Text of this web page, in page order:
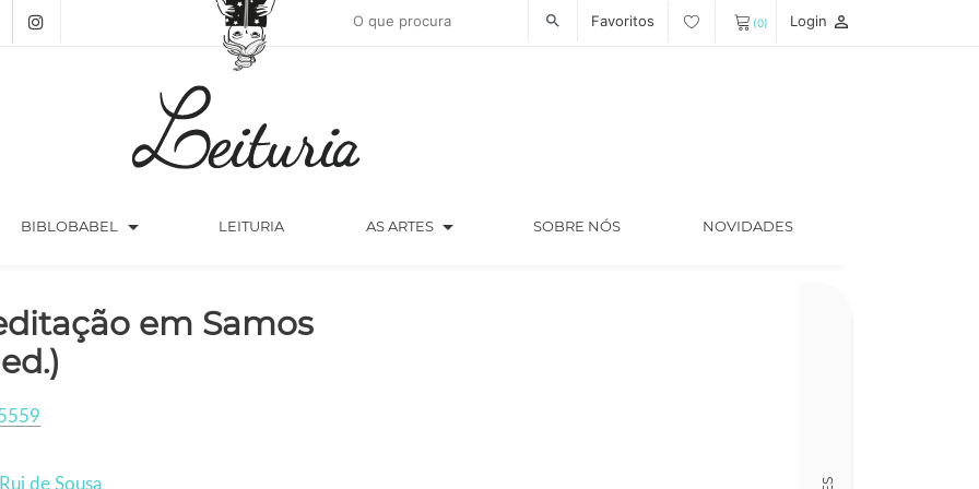
search Favoritos (0) Login person_outline
BIBLOBABEL arrow_drop_down LEITURIA AS ARTES arrow_drop_down SOBRE NÓS NOVIDADES
em Samos
ed.)
de Sousa